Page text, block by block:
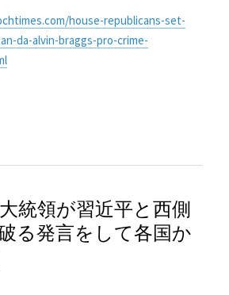
house-republicans-set-
da-alvin-braggs-pro-crime-
統領が習近平と西側
る発言をして各国か